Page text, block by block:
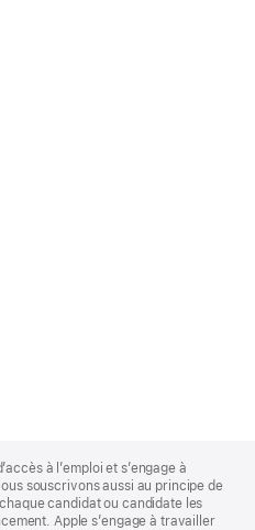
à l’emploi et s’engage à
souscrivons aussi au principe de
candidat ou candidate les
Apple s’engage à travailler